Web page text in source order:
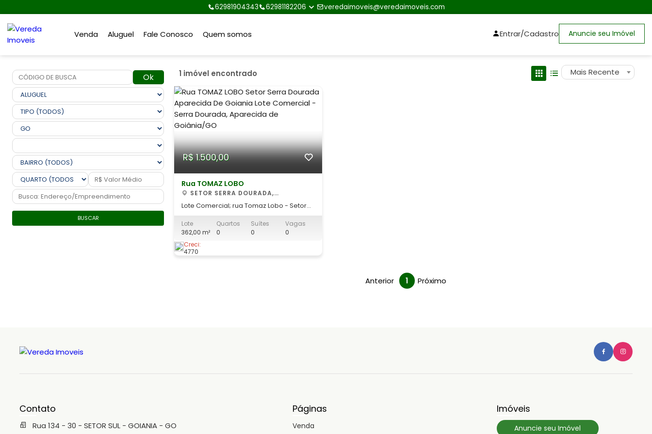
62981904343 62981182206 veredaimoveis@veredaimoveis.com
Venda Aluguel Fale Conosco Quem somos Entrar/Cadastro Anuncie seu Imóvel
Ok
BUSCAR
1 imóvel encontrado Mais Recente
R$ 1.500,00
Rua TOMAZ LOBO
APARECIDA DE GOIANIA
Lote Comercial; rua Tomaz Lobo - Setor
GO. Lote comercial de aproximadamente
362,50 m². Agende uma visita através dos
telefones: Fixo: (62) 3215-1755 Whatsapp:
(62) 98118-2206 ou (62) 9476-0205
Lote
362,00 m²
Quartos
0
Suítes
0
Vagas
0
Creci:
4770
Anterior 1 Próximo
Contato
Rua 134 - 30 - SETOR SUL - GOIANIA - GO
Páginas
Venda
Imóveis
Anuncie seu Imóvel